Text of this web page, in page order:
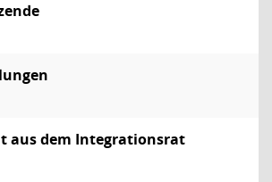
aus dem Integrationsrat